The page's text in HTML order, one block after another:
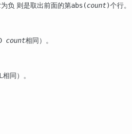
为负 则是取出前面的第abs(count)个行。
count相同）。
相同）。